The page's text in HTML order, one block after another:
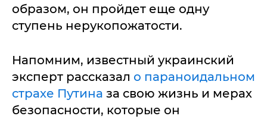
образом, он пройдет еще одну
ступень нерукопожатости.
Напомним, известный украинский
эксперт рассказал о параноидальном
страхе Путина за свою жизнь и мерах
безопасности, которые он